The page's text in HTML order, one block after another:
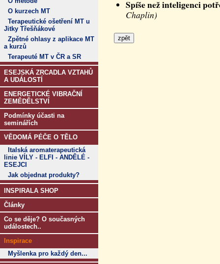
O kurzech MT
Terapeutické ošetření MT u
Jitky Třešňákové
Zpětné ohlasy z aplikace MT
a kurzů
Terapeuté MT v ČR a SR
ESEJSKÁ ZRCADLA VZTAHŮ
A UDÁLOSTÍ
ENERGETICKÉ VIBRAČNÍ
ZEMĚDĚLSTVÍ
Podmínky účasti na
seminářích
VĚDOMÁ PÉČE O TĚLO
Italská aromaterapeutická
linie VÍLY - ELFI - ANDĚLÉ -
ESEJCI
Jak objednat produkty?
INSPIRALA SHOP
Články
Co se děje? O současných
událostech..
Inspirace
Myšlenka pro každý den...
Spíše než inteligenci
Chaplin)